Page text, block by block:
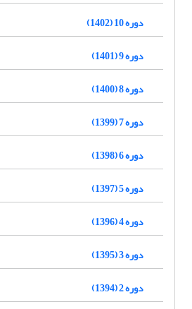
دوره 10 (1402)
دوره 9 (1401)
دوره 8 (1400)
دوره 7 (1399)
دوره 6 (1398)
دوره 5 (1397)
دوره 4 (1396)
دوره 3 (1395)
دوره 2 (1394)